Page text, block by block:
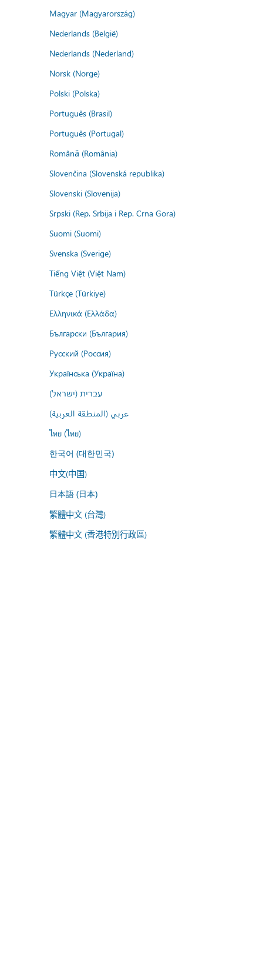
Magyar (Magyarország)
Nederlands (België)
Nederlands (Nederland)
Norsk (Norge)
Polski (Polska)
Português (Brasil)
Português (Portugal)
Română (România)
Slovenčina (Slovenská republika)
Slovenski (Slovenija)
Srpski (Rep. Srbija i Rep. Crna Gora)
Suomi (Suomi)
Svenska (Sverige)
Tiếng Việt (Việt Nam)
Türkçe (Türkiye)
Ελληνικά (Ελλάδα)
Български (България)
Русский (Россия)
Українська (Україна)
עברית (ישראל)
عربي (المنطقة العربية)
ไทย (ไทย)
한국어 (대한민국)
中文(中国)
日本語 (日本)
繁體中文 (台灣)
繁體中文 (香港特別行政區)